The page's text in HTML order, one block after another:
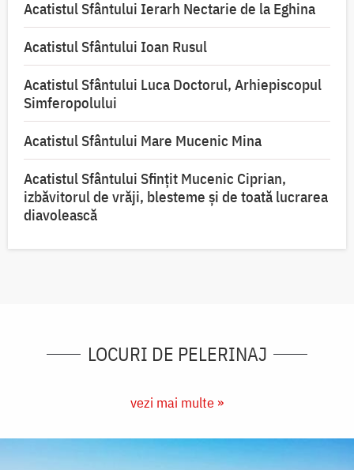
Acatistul Sfântului Ierarh Nectarie de la Eghina
Acatistul Sfântului Ioan Rusul
Acatistul Sfântului Luca Doctorul, Arhiepiscopul
Simferopolului
Acatistul Sfântului Mare Mucenic Mina
Acatistul Sfântului Sfințit Mucenic Ciprian,
izbăvitorul de vrăji, blesteme și de toată lucrarea
diavolească
LOCURI DE PELERINAJ
vezi mai multe »